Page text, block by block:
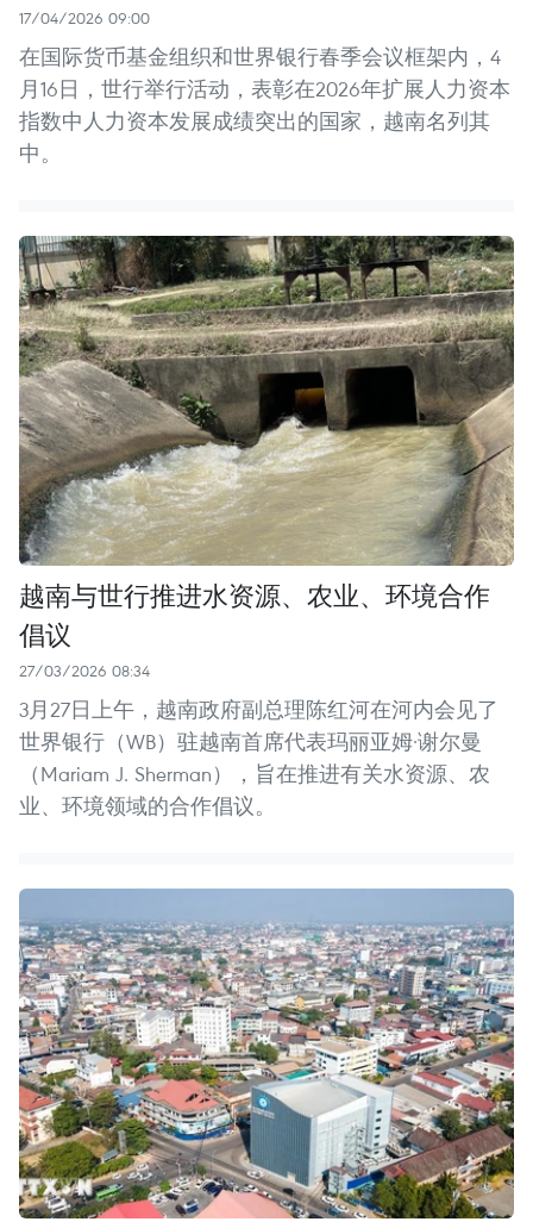
17/04/2026 09:00
在国际货币基金组织和世界银行春季会议框架内，4
月16日，世行举行活动，表彰在2026年扩展人力资本
指数中人力资本发展成绩突出的国家，越南名列其
中。
越南与世行推进水资源、农业、环境合作
倡议
27/03/2026 08:34
3月27日上午，越南政府副总理陈红河在河内会见了
世界银行（WB）驻越南首席代表玛丽亚姆·谢尔曼
（Mariam J. Sherman），旨在推进有关水资源、农
业、环境领域的合作倡议。